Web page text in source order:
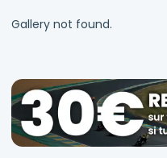
Gallery not found.